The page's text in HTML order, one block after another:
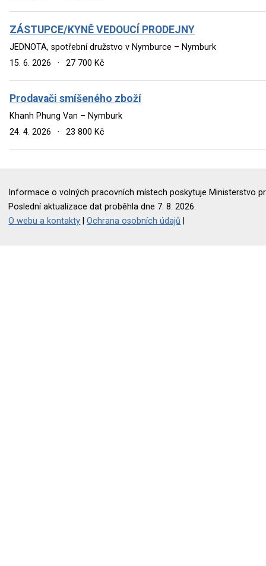
ZÁSTUPCE/KYNĚ VEDOUCÍ PRODEJNY
JEDNOTA, spotřební družstvo v Nymburce – Nymburk
15. 6. 2026
· 27 700 Kč
Prodavači smíšeného zboží
Khanh Phung Van – Nymburk
24. 4. 2026
· 23 800 Kč
Informace o volných pracovních místech poskytuje Ministerstvo
Poslední aktualizace dat proběhla dne 7. 8. 2026.
O webu a kontakty |Ochrana osobních údajů